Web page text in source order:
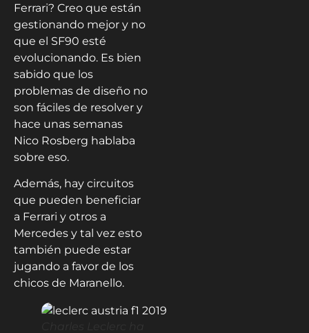
Ferrari? Creo que están
gestionando mejor y no
que el SF90 esté
evolucionando. Es bien
sabido que los
problemas de diseño no
son fáciles de resolver y
hace unas semanas
Nico Rosberg hablaba
sobre eso.
Además, hay circuitos
que pueden beneficiar
a Ferrari y otros a
Mercedes y tal vez esto
también puede estar
jugando a favor de los
chicos de Maranello.